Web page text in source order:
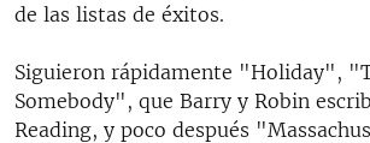
de las listas de éxitos.
Siguieron rápidamente "Holiday",
Somebody", que Barry y Robin
Reading, y poco después